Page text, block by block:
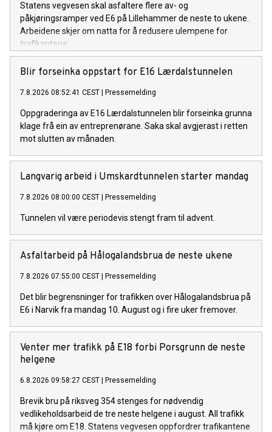
Statens vegvesen skal asfaltere flere av- og
påkjøringsramper ved E6 på Lillehammer de neste to ukene.
Arbeidene skjer om natta for å redusere ulempene for
trafikantene.
Blir forseinka oppstart for E16 Lærdalstunnelen
7.8.2026 08:52:41 CEST Pressemelding
Oppgraderinga av E16 Lærdalstunnelen blir forseinka grunna
klage frå ein av entreprenørane. Saka skal avgjerast i retten
mot slutten av månaden.
Langvarig arbeid i Umskardtunnelen starter mandag
7.8.2026 08:00:00 CEST Pressemelding
Tunnelen vil være periodevis stengt fram til advent.
Asfaltarbeid på Hålogalandsbrua de neste ukene
7.8.2026 07:55:00 CEST Pressemelding
Det blir begrensninger for trafikken over Hålogalandsbrua på
E6 i Narvik fra mandag 10. August og i fire uker fremover.
Venter mer trafikk på E18 forbi Porsgrunn de neste
helgene
6.8.2026 09:58:27 CEST Pressemelding
Brevik bru på riksveg 354 stenges for nødvendig
vedlikeholdsarbeid de tre neste helgene i august. All trafikk
må kjøre om E18. Statens vegvesen oppfordrer trafikantene